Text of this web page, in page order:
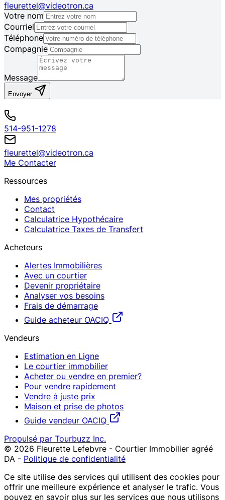
fleurettel@videotron.ca
Votre nom
Courriel
Téléphone
Compagnie
Message
Envoyer
514-951-1278
fleurettel@videotron.ca
Me Contacter
Ressources
Mes propriétés
Contact
Calculatrice Hypothécaire
Calculatrice Taxes de Transfert
Acheteurs
Alertes Immobilières
Avec un courtier
Devenir propriétaire
Analyser vos besoins
Frais de démarrage
Guide acheteur OACIQ
Vendeurs
Estimation en Ligne
Le courtier immobilier
Acheter ou vendre en premier?
Pour vendre rapidement
Vendre à juste prix
Maison et prise de photos
Guide vendeur OACIQ
Propulsé par Tourbuzz Inc.
© 2026 Fleurette Lefebvre - Courtier Immobilier agréé
DA - Politique de confidentialité
Ce site utilise des services qui utilisent des cookies pour
offrir une meilleure expérience et analyser le trafic. Vous
pouvez en savoir plus sur les services que nous utilisons